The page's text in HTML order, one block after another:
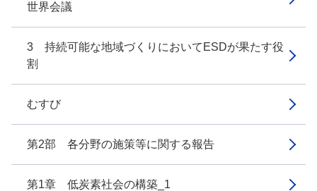
世界会議
3 持続可能な地域づくりにおいてESDが果たす役
割
むすび
第2部 各分野の施策等に関する報告
第1章 低炭素社会の構築_1